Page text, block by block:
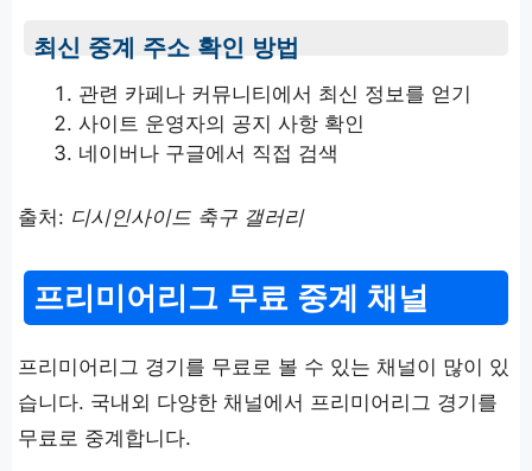
최신 중계 주소 확인 방법
관련 카페나 커뮤니티에서 최신 정보를 얻기
사이트 운영자의 공지 사항 확인
네이버나 구글에서 직접 검색
출처: 디시인사이드 축구 갤러리
프리미어리그 무료 중계 채널
프리미어리그 경기를 무료로 볼 수 있는 채널이 많이 있
습니다. 국내외 다양한 채널에서 프리미어리그 경기를
무료로 중계합니다.